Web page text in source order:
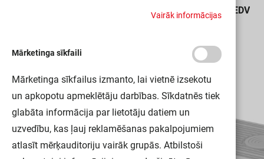
FL MAX POWER SUPPLY P 600W WAL LEDV
Vairāk informācijas
Mārketinga sīkfaili
Mārketinga sīkfailus izmanto, lai vietnē izsekotu
un apkopotu apmeklētāju darbības. Sīkdatnēs tiek
glabāta informācija par lietotāju datiem un
uzvedību, kas ļauj reklamēšanas pakalpojumiem
atlasīt mērķauditoriju vairāk grupās. Atbilstoši